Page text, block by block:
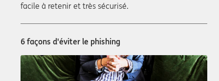
facile à retenir et très sécurisé.
6 façons d'éviter le phishing